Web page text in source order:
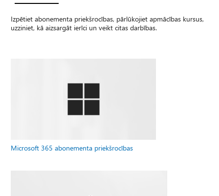
Izpētiet abonementa priekšrocības, pārlūkojiet apmācības kursus,
uzziniet, kā aizsargāt ierīci un veikt citas darbības.
Microsoft 365 abonementa priekšrocības